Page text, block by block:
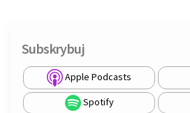
Subskrybuj
Apple Podcasts
Spotify